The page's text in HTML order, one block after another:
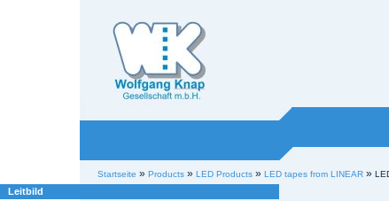
Sektionen
Benutzerspezifische
Werkzeuge
Startseite » Products » LED Products » LED tapes from LINEAR »
Leitbild